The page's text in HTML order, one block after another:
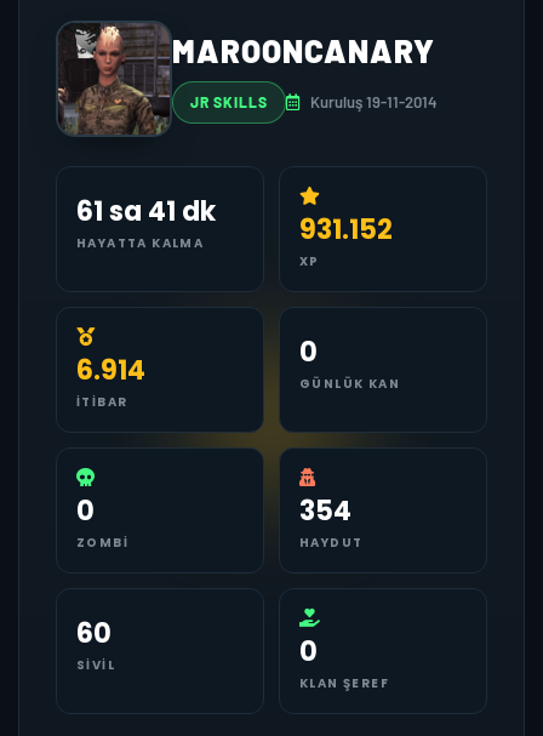
MAROONCANARY
JR SKILLS Kuruluş 19-11-2014
61 sa 41 dk
HAYATTA KALMA 931.152
XP
6.914
İTIBAR
0
GÜNLÜK KAN
0
ZOMBI
354
HAYDUT
60
SIVIL 0
KLAN ŞEREF